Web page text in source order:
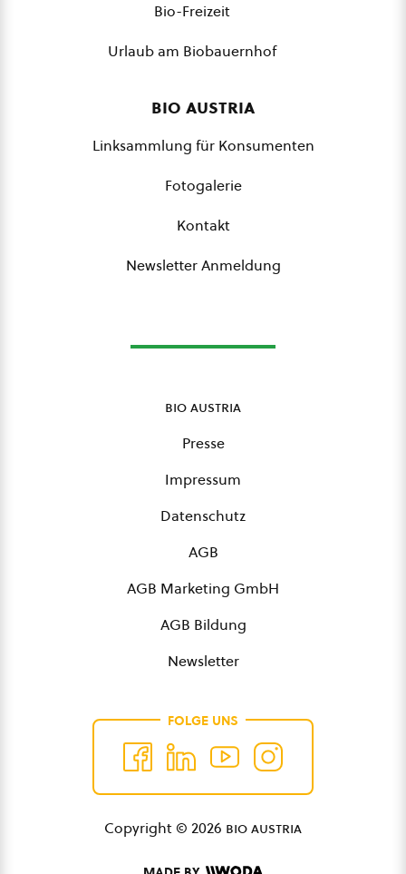
Bio-Freizeit
Urlaub am Biobauernhof
bio austria
Linksammlung für Konsumenten
Fotogalerie
Kontakt
Newsletter Anmeldung
bio austria
Presse
Impressum
Datenschutz
AGB
AGB Marketing GmbH
AGB Bildung
Newsletter
FOLGE UNS
Copyright © 2026 bio austria